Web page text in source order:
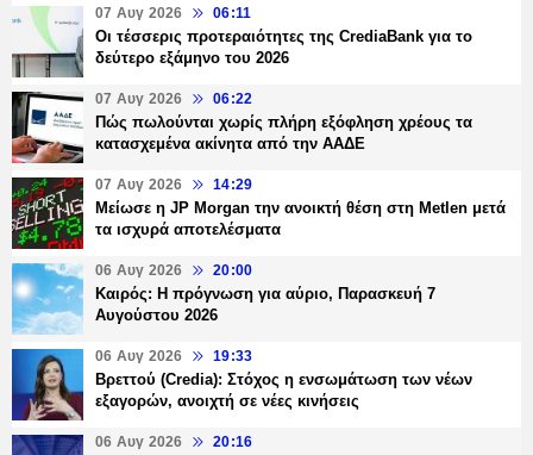
07 Αυγ 2026 06:11
Οι τέσσερις προτεραιότητες της CrediaBank για το
δεύτερο εξάμηνο του 2026
07 Αυγ 2026 06:22
Πώς πωλούνται χωρίς πλήρη εξόφληση χρέους τα
κατασχεμένα ακίνητα από την ΑΑΔΕ
07 Αυγ 2026 14:29
Μείωσε η JP Morgan την ανοικτή θέση στη Metlen μετά
τα ισχυρά αποτελέσματα
06 Αυγ 2026 20:00
Καιρός: Η πρόγνωση για αύριο, Παρασκευή 7
Αυγούστου 2026
06 Αυγ 2026 19:33
Βρεττού (Credia): Στόχος η ενσωμάτωση των νέων
εξαγορών, ανοιχτή σε νέες κινήσεις
06 Αυγ 2026 20:16